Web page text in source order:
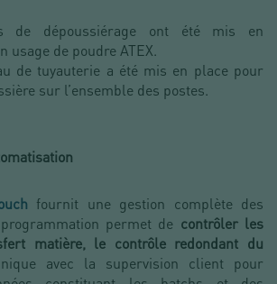
de dépoussiérage ont été mis en
usage de poudre ATEX.
de tuyauterie a été mis en place pour
sur l’ensemble des postes.
fournit une gestion complète des
permet de contrôler les
matière, le contrôle redondant du
avec la supervision client pour